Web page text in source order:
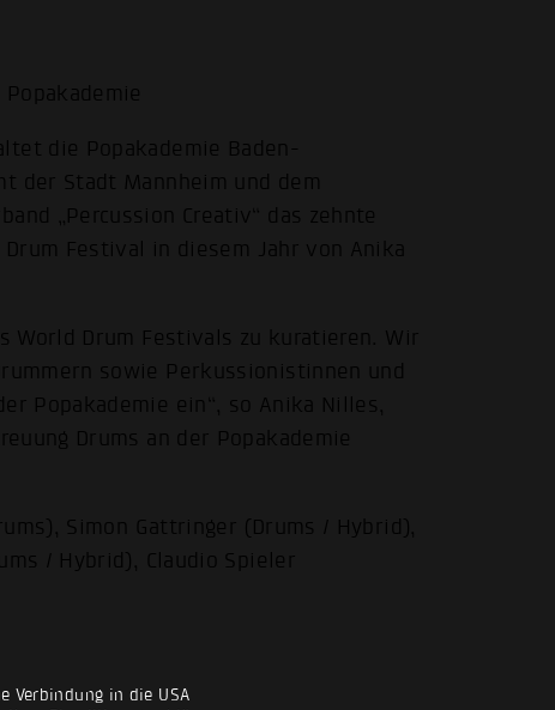
Verbindung in die USA
die Popakademie Baden-
der Stadt Mannheim und dem
„Percussion Creativ“ das zehnte
Festival in diesem Jahr von Anika
World Drum Festivals zu kuratieren. Wir
sowie Perkussionistinnen und
Popakademie ein“, so Anika Nilles,
Drums an der Popakademie
Simon Gattringer (Drums / Hybrid),
/ Hybrid), Claudio Spieler